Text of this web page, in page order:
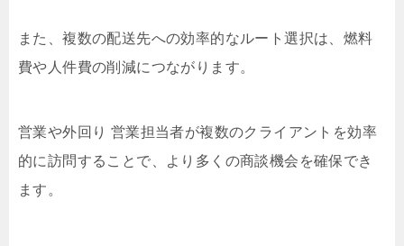
また、複数の配送先への効率的なルート選択は、燃料
費や人件費の削減につながります。
営業や外回り 営業担当者が複数のクライアントを効率
的に訪問することで、より多くの商談機会を確保でき
ます。